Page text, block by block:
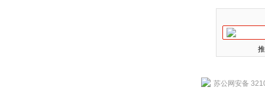
苏公网安备